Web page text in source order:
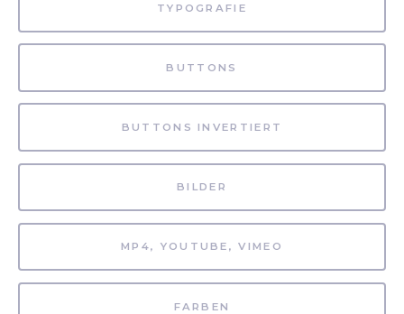
TYPOGRAFIE
BUTTONS
BUTTONS INVERTIERT
BILDER
MP4, YOUTUBE, VIMEO
FARBEN